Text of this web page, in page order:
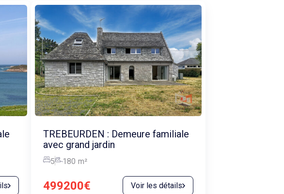
TREBEURDEN : Demeure familiale
avec grand jardin
5 180 m²
499200€ Voir les détails